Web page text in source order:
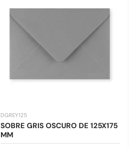
DGREY125
SOBRE GRIS OSCURO DE 125X175
MM